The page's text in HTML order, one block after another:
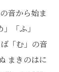
音から始ま
「ふ」
「む」の音
まきのはに